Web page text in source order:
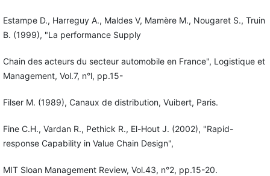
Estampe D., Harreguy A., Maldes V, Mamère M., Nougaret S., Truin
B. (1999), "La performance Supply
Chain des acteurs du secteur automobile en France", Logistique et
Management, Vol.7, n°l, pp.15-
Filser M. (1989), Canaux de distribution, Vuibert, Paris.
Fine C.H., Vardan R., Pethick R., El-Hout J. (2002), "Rapid-
response Capability in Value Chain Design",
MIT Sloan Management Review, Vol.43, n°2, pp.15-20.